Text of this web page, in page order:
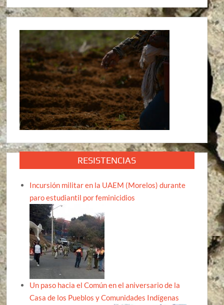
RESISTENCIAS
Incursión militar en la UAEM (Morelos) durante
paro estudiantil por feminicidios
Un paso hacia el Común en el aniversario de la
Casa de los Pueblos y Comunidades Indígenas